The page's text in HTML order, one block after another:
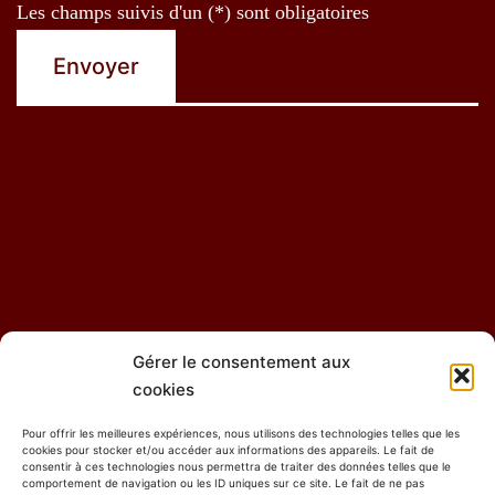
Gérer le consentement aux
cookies
Pour offrir les meilleures expériences, nous utilisons des technologies telles que les
cookies pour stocker et/ou accéder aux informations des appareils. Le fait de
consentir à ces technologies nous permettra de traiter des données telles que le
comportement de navigation ou les ID uniques sur ce site. Le fait de ne pas
Les champs suivis d'un (*) sont obligatoires
GDH – Adhésion
GDH – Zone réservée aux membres